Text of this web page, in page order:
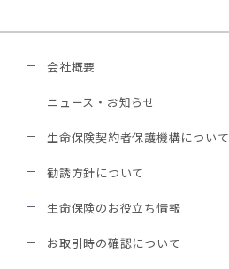
会社概要
ニュース・お知らせ
生命保険契約者保護機構について
勧誘方針について
生命保険のお役立ち情報
お取引時の確認について